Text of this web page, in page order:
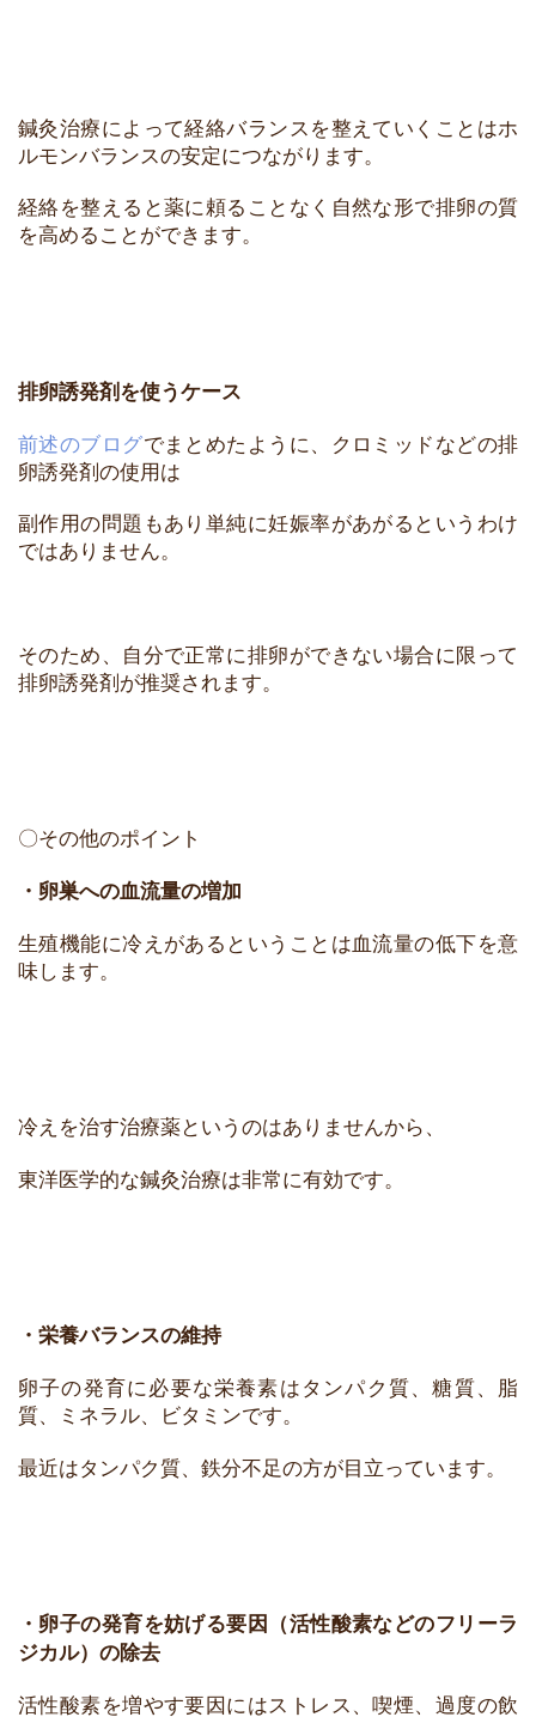
鍼灸治療によって経絡バランスを整えていくことはホ
ルモンバランスの安定につながります。
経絡を整えると薬に頼ることなく自然な形で排卵の質
を高めることができます。
排卵誘発剤を使うケース
前述のブログでまとめたように、クロミッドなどの排
卵誘発剤の使用は
副作用の問題もあり単純に妊娠率があがるというわけ
ではありません。
そのため、自分で正常に排卵ができない場合に限って
排卵誘発剤が推奨されます。
〇その他のポイント
・卵巣への血流量の増加
生殖機能に冷えがあるということは血流量の低下を意
味します。
冷えを治す治療薬というのはありませんから、
東洋医学的な鍼灸治療は非常に有効です。
・栄養バランスの維持
卵子の発育に必要な栄養素はタンパク質、糖質、脂
質、ミネラル、ビタミンです。
最近はタンパク質、鉄分不足の方が目立っています。
・卵子の発育を妨げる要因（活性酸素などのフリーラ
ジカル）の除去
活性酸素を増やす要因にはストレス、喫煙、過度の飲